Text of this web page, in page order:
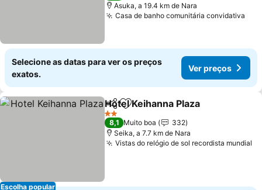
Asuka, a 19.4 km de Nara
Casa de banho comunitária convidativa
Selecione as datas para ver os preços
exatos.
Ver preços
Escolha popular
PartilharAdicionar aos favoritos
Hotel Keihanna Plaza
2 Estrelas
8,1 Muito boa
332
Seika, a 7.7 km de Nara
Vistas do relógio de sol recordista mundial